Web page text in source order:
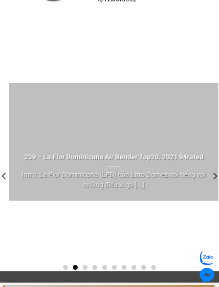
239 – La Flor Dominicana Air Bender Top20. 2021 94rated
Intro: La Flor Dominicana (LFD) của Litto Gomez nổi tiếng với
những điếu xì gà [...]